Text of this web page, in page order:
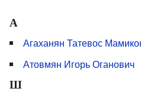
А
Агаханян Татевос
Атовмян Игорь Оганович
Ш